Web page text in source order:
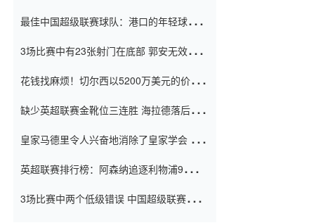
最佳中国超级联赛球队：港口的年轻球员在
（Taishan）
3场比赛中有23张射门在底部 郭安无效传球
花钱找麻烦！切尔西以5200万美元的价格
窗口
缺少英超联赛金靴位三连胜 海拉德落后6球
皇家马德里令人兴奋地消除了皇家学会 安
英超联赛排行榜：阿森纳追逐利物浦9分 曼
3场比赛中两个低级错误 中国超级联赛的前